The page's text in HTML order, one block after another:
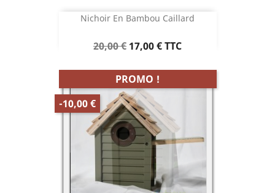
Nichoir En Bambou Caillard
Prix
base
20,00 € Prix
17,00 €TTC
-10,00 €
PROMO !